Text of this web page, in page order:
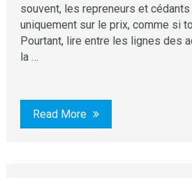
souvent, les repreneurs et
uniquement sur le prix, comme si
Pourtant, lire entre les lignes des
la …
Read More